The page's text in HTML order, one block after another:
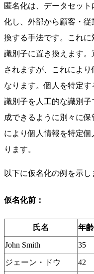
匿名化は、データセッ
化し、外部から顧客・
換する手法です。これ
識別子に置き換えます
されますが、これによ
なります。個人を特定
識別子を人工的な識別
成できるように別々に
により個人情報を特定
ります。
以下に仮名化の例を示し
仮名化前：
氏名 年齢
John Smith 35
ジェーン・ドウ 42